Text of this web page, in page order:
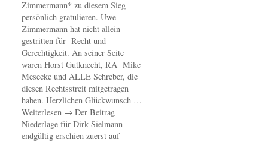
Zimmermann* zu diesem Sieg
persönlich gratulieren. Uwe
Zimmermann hat nicht allein
gestritten für Recht und
Gerechtigkeit. An seiner Seite
waren Horst Gutknecht, RA Mike
Mesecke und ALLE Schreber, die
diesen Rechtsstreit mitgetragen
haben. Herzlichen Glückwunsch …
Weiterlesen → Der Beitrag
Niederlage für Dirk Sielmann
endgültig erschien zuerst auf